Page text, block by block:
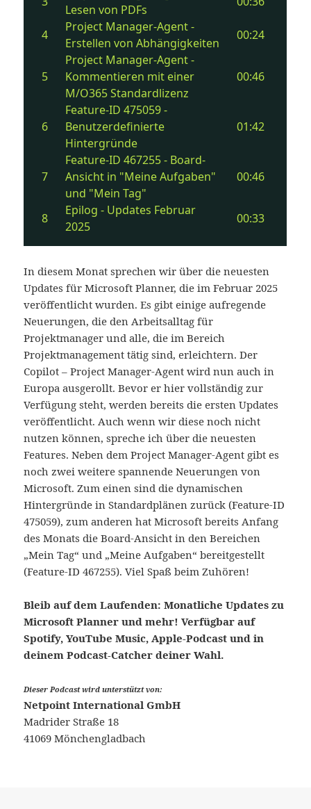
In diesem Monat sprechen wir über die neuesten
Updates für Microsoft Planner, die im Februar 2025
veröffentlicht wurden. Es gibt einige aufregende
Neuerungen, die den Arbeitsalltag für
Projektmanager und alle, die im Bereich
Projektmanagement tätig sind, erleichtern. Der
Copilot – Project Manager-Agent wird nun auch in
Europa ausgerollt. Bevor er hier vollständig zur
Verfügung steht, werden bereits die ersten Updates
veröffentlicht. Auch wenn wir diese noch nicht
nutzen können, spreche ich über die neuesten
Features. Neben dem Project Manager-Agent gibt es
noch zwei weitere spannende Neuerungen von
Microsoft. Zum einen sind die dynamischen
Hintergründe in Standardplänen zurück (Feature-ID
475059), zum anderen hat Microsoft bereits Anfang
des Monats die Board-Ansicht in den Bereichen
„Mein Tag“ und „Meine Aufgaben“ bereitgestellt
(Feature-ID 467255). Viel Spaß beim Zuhören!
Bleib auf dem Laufenden: Monatliche Updates zu
Microsoft Planner und mehr! Verfügbar auf
Spotify, YouTube Music, Apple-Podcast und in
deinem Podcast-Catcher deiner Wahl.
Dieser Podcast wird unterstützt von:
Netpoint International GmbH
Madrider Straße 18
41069 Mönchengladbach